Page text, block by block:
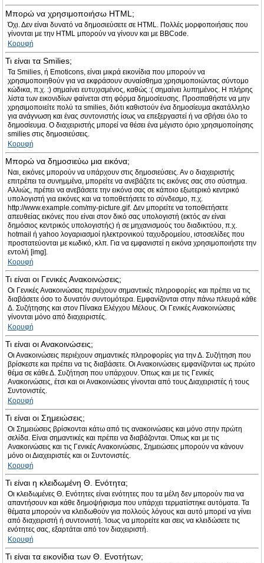
Μπορώ να χρησιμοποιήσω HTML;
Όχι. Δεν είναι δυνατό να δημοσιεύσετε σε HTML. Πολλές μορφοποιήσεις που
γίνονται με την HTML μπορούν να γίνουν και με BBCode.
Κορυφή
Τι είναι τα Smilies;
Τα Smilies, ή Emoticons, είναι μικρά εικονίδια που μπορούν να
χρησιμοποιηθούν για να εκφράσουν συναίσθημα χρησιμοποιώντας σύντομο
κώδικα, π.χ. :) σημαίνει ευτυχισμένος, καθώς :( σημαίνει λυπημένος. Η πλήρης
λίστα των εικονιδίων φαίνεται στη φόρμα δημοσίευσης. Προσπαθήστε να μην
χρησιμοποιείτε πολύ τα smilies, διότι καθιστούν ένα δημοσίευμα ακατάλληλο
για ανάγνωση και ένας συντονιστής ίσως να επεξεργαστεί ή να σβήσει όλο το
δημοσίευμα. Ο διαχειριστής μπορεί να θέσει ένα μέγιστο όριο χρησιμοποίησης
smilies στις δημοσιεύσεις.
Κορυφή
Μπορώ να δημοσιεύω μια εικόνα;
Ναι, εικόνες μπορούν να υπάρχουν στις δημοσιεύσεις. Αν ο διαχειριστής
επιτρέπει τα συνημμένα, μπορείτε να ανεβάζετε τις εικόνες σας στο σύστημα.
Αλλιώς, πρέπει να ανεβάσετε την εικόνα σας σε κάποιο εξωτερικό κεντρικό
υπολογιστή για εικόνες και να τοποθετήσετε το σύνδεσμο, π.χ.
http://www.example.com/my-picture.gif. Δεν μπορείτε να τοποθετήσετε
απευθείας εικόνες που είναι στον δικό σας υπολογιστή (εκτός αν είναι
δημόσιος κεντρικός υπολογιστής) ή σε μηχανισμούς του διαδικτύου, π.χ.
hotmail ή yahoo λογαριασμοί ηλεκτρονικού ταχυδρομείου, ιστοσελίδες που
προστατεύονται με κωδικό, κλπ. Για να εμφανιστεί η εικόνα χρησιμοποιήστε την
εντολή [img].
Κορυφή
Τι είναι οι Γενικές Ανακοινώσεις;
Οι Γενικές Ανακοινώσεις περιέχουν σημαντικές πληροφορίες και πρέπει να τις
διαβάσετε όσο το δυνατόν συντομότερα. Εμφανίζονται στην πάνω πλευρά κάθε
Δ. Συζήτησης και στον Πίνακα Ελέγχου Μέλους. Οι Γενικές Ανακοινώσεις
γίνονται μόνο από διαχειριστές.
Κορυφή
Τι είναι οι Ανακοινώσεις;
Οι Ανακοινώσεις περιέχουν σημαντικές πληροφορίες για την Δ. Συζήτηση που
βρίσκεστε και πρέπει να τις διαβάσετε. Οι Ανακοινώσεις εμφανίζονται ως πρώτο
θέμα σε κάθε Δ. Συζήτηση που υπάρχουν. Όπως και με τις Γενικές
Ανακοινώσεις, έτσι και οι Ανακοινώσεις γίνονται από τους Διαχειριστές ή τους
Συντονιστές.
Κορυφή
Τι είναι οι Σημειώσεις;
Οι Σημειώσεις βρίσκονται κάτω από τις ανακοινώσεις και μόνο στην πρώτη
σελίδα. Είναι σημαντικές και πρέπει να διαβάζονται. Όπως και με τις
Ανακοινώσεις και τις Γενικές Ανακοινώσεις, Σημειώσεις μπορούν να κάνουν
μόνο οι Διαχειριστές και οι Συντονιστές.
Κορυφή
Τι είναι η κλειδωμένη Θ. Ενότητα;
Οι κλειδωμένες Θ. Ενότητες είναι ενότητες που τα μέλη δεν μπορούν πια να
απαντήσουν και κάθε δημοψήφισμα που υπάρχει τερματίστηκε αυτόματα. Τα
θέματα μπορούν να κλειδωθούν για πολλούς λόγους και αυτό μπορεί να γίνει
από διαχειριστή ή συντονιστή. Ίσως να μπορείτε και σεις να κλειδώσετε τις
ενότητες σας, εξαρτάται από τον διαχειριστή.
Κορυφή
Τι είναι τα εικονίδια των Θ. Ενοτήτων;